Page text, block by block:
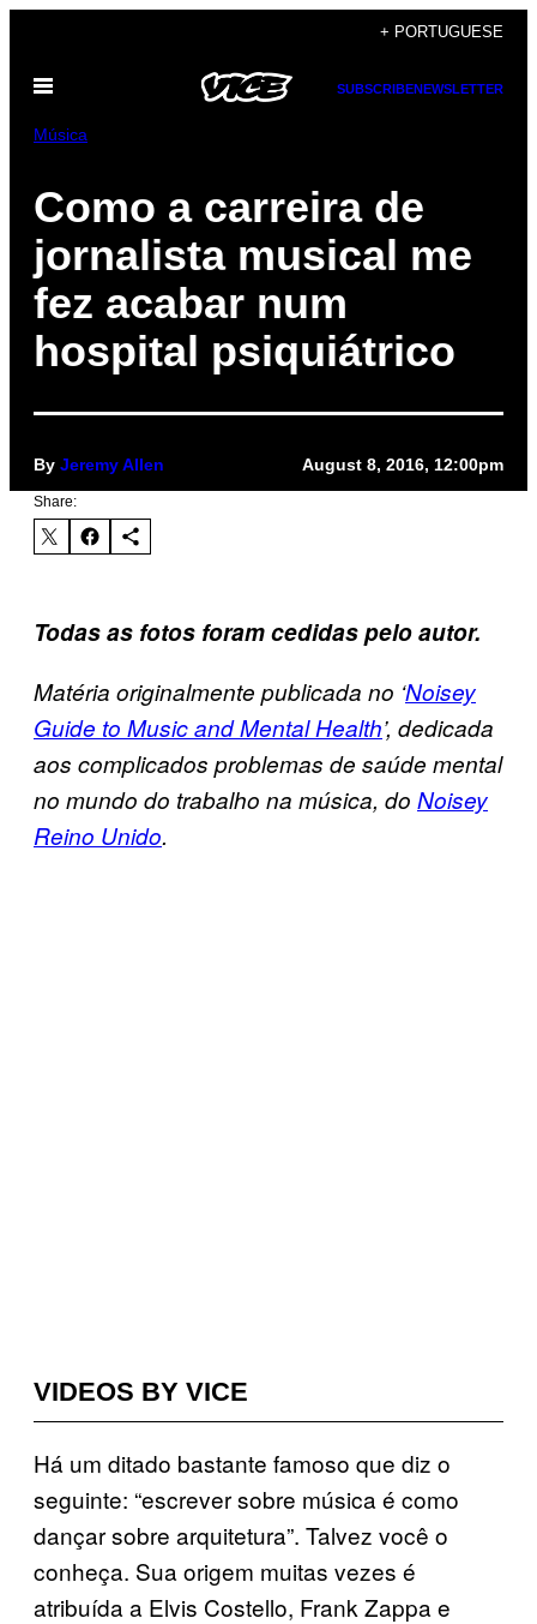
content
+ PORTUGUESE
Open
SUBSCRIBENEWSLETTER
Música
Como a carreira de
jornalista musical me
fez acabar num
hospital psiquiátrico
By Jeremy Allen August 8, 2016, 12:00pm
Share:
Todas as fotos foram cedidas peloautor.
Matéria originalmente publicada no ‘Noisey
Guide to Music and Mental Health’, dedicada
aos complicados problemas de saúde mental
no mundo do trabalho na música, do Noisey
Reino Unido.
VIDEOS BY VICE
Há um ditado bastante famoso que diz o
seguinte: “escrever sobre música é como
dançar sobre arquitetura”. Talvez você o
conheça. Sua origem muitas vezes é
atribuída a Elvis Costello, Frank Zappa e